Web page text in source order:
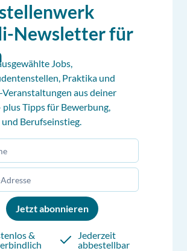
Newsletter für
Jobs,
Praktika und
aus deiner
plus Tipps für Bewerbung,
Berufseinstieg.
Jetzt abonnieren
&
Jederzeit
abbestellbar